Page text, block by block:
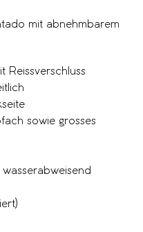
mit abnehmbarem
Reissverschluss
sowie grosses